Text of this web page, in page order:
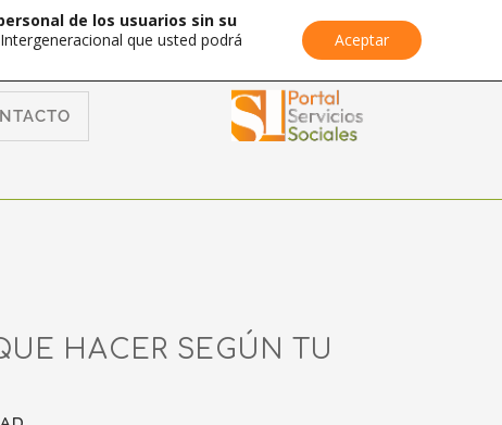
HACER SEGÚN TU
de los usuarios sin su
que usted podrá
Aceptar